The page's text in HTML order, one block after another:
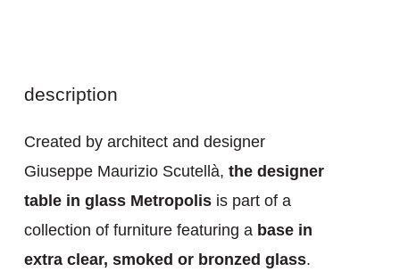
description
Created by architect and designer
Giuseppe Maurizio Scutellà, the designer
table in glass Metropolisis part of a
collection of furniture featuring a base in
extra clear, smoked or bronzed glass.